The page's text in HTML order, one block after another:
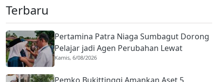
Terbaru
Pertamina Patra Niaga Sumbagut Dorong
Pelajar jadi Agen Perubahan Lewat
Program Cadiak Pandai
Kamis, 6/08/2026